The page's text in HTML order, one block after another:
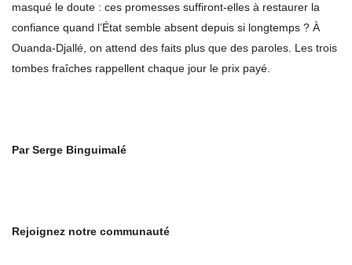
masqué le doute : ces promesses suffiront-elles à restaurer la
confiance quand l’État semble absent depuis si longtemps ? À
Ouanda-Djallé, on attend des faits plus que des paroles. Les trois
tombes fraîches rappellent chaque jour le prix payé.
Par Serge Binguimalé
Rejoignez notre communauté